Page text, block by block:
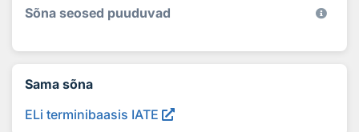
Sõna seosed puuduvad
Sama sõna
ELi terminibaasis IATE